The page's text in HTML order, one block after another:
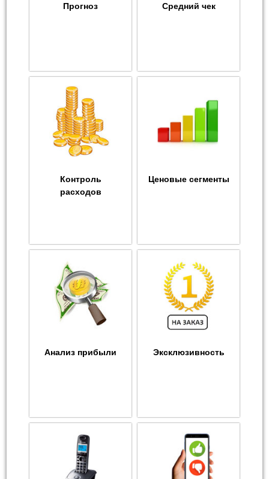
Прогноз Средний чек
Контроль
расходов
Ценовые сегменты
Анализ прибыли Эксклюзивность